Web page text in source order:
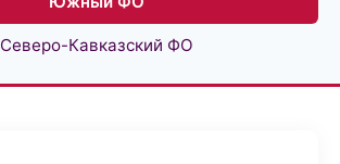
Северо-Кавказский ФО